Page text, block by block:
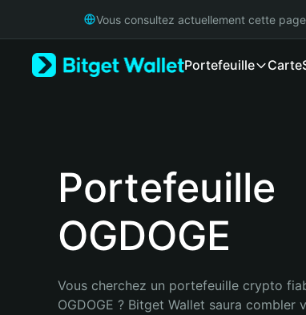
Русский
Português (Portugal)
Bahasa Indonesia
Vous consultez actuellement cette
Portefeuille Carte
Portefeuille
OGDOGE
Vous cherchez un portefeuille crypto
OGDOGE ? Bitget Wallet saura combler